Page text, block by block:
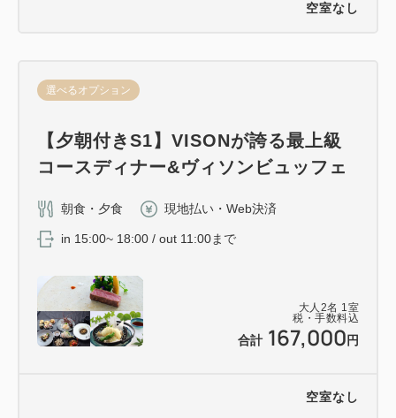
空室なし
大人 2名 1室
税・手数料込
合計 167,000 円
選べるオプション
【夕朝付きS1】VISONが誇る最上級
コースディナー&ヴィソンビュッフェ
朝食・夕食 現地払い・Web決済
in 15:00~ 18:00 / out 11:00まで
空室なし